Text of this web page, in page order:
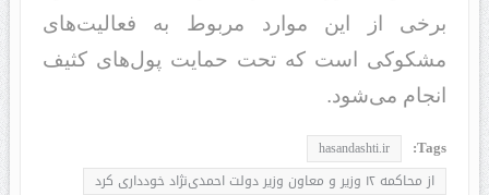
برخی از این موارد مربوط به فعالیت‌های
مشکوکی است که تحت حمایت پول‌های کثیف
انجام می‌شود.
Tags:
hasandashti.ir
از محاکمه ۱۲ وزیر و معاون‌ وزیر دولت احمدی‌نژاد خودداری کرد